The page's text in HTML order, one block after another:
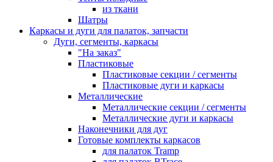
из ткани
Шатры
Каркасы и дуги для палаток, запчасти
Дуги, сегменты, каркасы
"На заказ"
Пластиковые
Пластиковые секции / сегменты
Пластиковые дуги и каркасы
Металлические
Металлические секции / сегменты
Металлические дуги и каркасы
Наконечники для дуг
Готовые комплекты каркасов
для палаток Tramp